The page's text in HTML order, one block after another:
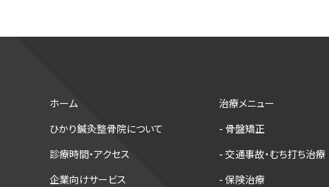
ホーム
ひかり鍼灸整骨院について
診療時間・アクセス
企業向けサービス
治療メニュー
- 骨盤矯正
- 交通事故・むち打ち治療
- 保険治療